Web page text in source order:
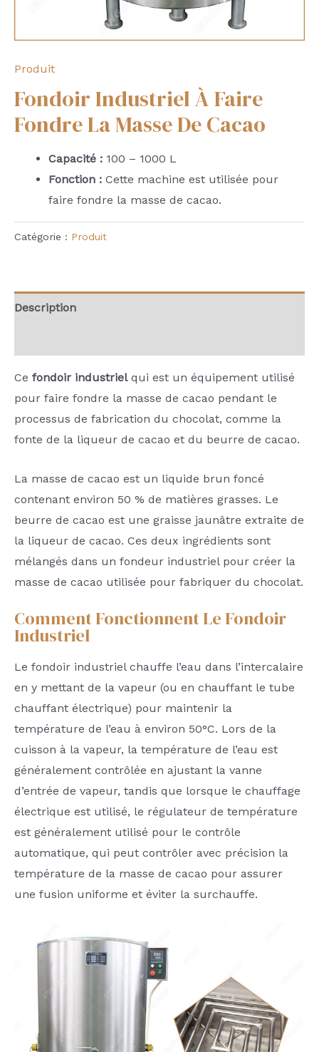
Produit
Fondoir Industriel À Faire
Fondre La Masse De Cacao
Capacité : 100 – 1000 L
Fonction : Cette machine est utilisée pour
faire fondre la masse de cacao.
Catégorie : Produit
Description
Ce fondoir industrielqui est un équipement utilisé
pour faire fondre la masse de cacao pendant le
processus de fabrication du chocolat, comme la
fonte de la liqueur de cacao et du beurre de cacao.
La masse de cacao est un liquide brun foncé
contenant environ 50 % de matières grasses. Le
beurre de cacao est une graisse jaunâtre extraite de
la liqueur de cacao. Ces deux ingrédients sont
mélangés dans un fondeur industriel pour créer la
masse de cacao utilisée pour fabriquer du chocolat.
Comment Fonctionnent Le Fondoir
Industriel
Le fondoir industriel chauffe l’eau dans l’intercalaire
en y mettant de la vapeur (ou en chauffant le tube
chauffant électrique) pour maintenir la
température de l’eau à environ 50°C. Lors de la
cuisson à la vapeur, la température de l’eau est
généralement contrôlée en ajustant la vanne
d’entrée de vapeur, tandis que lorsque le chauffage
électrique est utilisé, le régulateur de température
est généralement utilisé pour le contrôle
automatique, qui peut contrôler avec précision la
température de la masse de cacao pour assurer
une fusion uniforme et éviter la surchauffe.